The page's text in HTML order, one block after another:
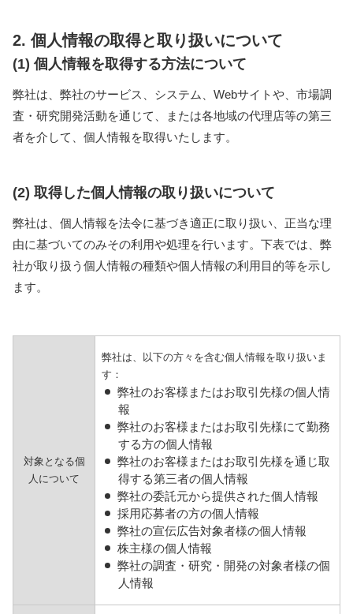
2. 個人情報の取得と取り扱いについて
(1) 個人情報を取得する方法について
弊社は、弊社のサービス、システム、Webサイトや、市場調
査・研究開発活動を通じて、または各地域の代理店等の第三
者を介して、個人情報を取得いたします。
(2) 取得した個人情報の取り扱いについて
弊社は、個人情報を法令に基づき適正に取り扱い、正当な理
由に基づいてのみその利用や処理を行います。下表では、弊
社が取り扱う個人情報の種類や個人情報の利用目的等を示し
ます。
対象となる個
人について
弊社は、以下の方々を含む個人情報を取り扱いま
す：
弊社のお客様またはお取引先様の個人情
報
弊社のお客様またはお取引先様にて勤務
する方の個人情報
弊社のお客様またはお取引先様を通じ取
得する第三者の個人情報
弊社の委託元から提供された個人情報
採用応募者の方の個人情報
弊社の宣伝広告対象者様の個人情報
株主様の個人情報
弊社の調査・研究・開発の対象者様の個
人情報